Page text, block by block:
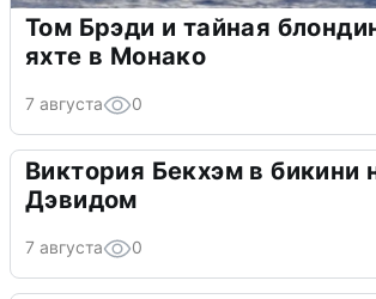
Том Брэди и тайная
яхте в Монако
7 августа 0
Виктория Бекхэм в бикини
Дэвидом
7 августа 0